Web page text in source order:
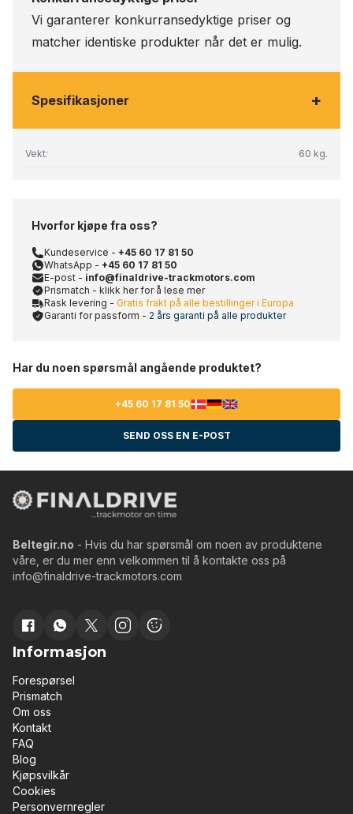
Vi garanterer konkurransedyktige priser og
matcher identiske produkter når det er mulig.
Spesifikasjoner +
Vekt: 60 kg.
Hvorfor kjøpe fra oss?
Kundeservice - +45 60 17 81 50
WhatsApp - +45 60 17 81 50
E-post - info@finaldrive-trackmotors.com
Prismatch - klikk her for å lese mer
Rask levering - Gratis frakt på alle bestillinger i Europa
Garanti for passform - 2 års garanti på alle produkter
Har du noen spørsmål angående produktet?
+45 60 17 81 50
SEND OSS EN E-POST
Beltegir.no - Hvis du har spørsmål om noen av produktene
våre, er du mer enn velkommen til å kontakte oss på
info@finaldrive-trackmotors.com
Informasjon
Forespørsel
Prismatch
Om oss
Kontakt
FAQ
Blog
Kjøpsvilkår
Cookies
Personvernregler